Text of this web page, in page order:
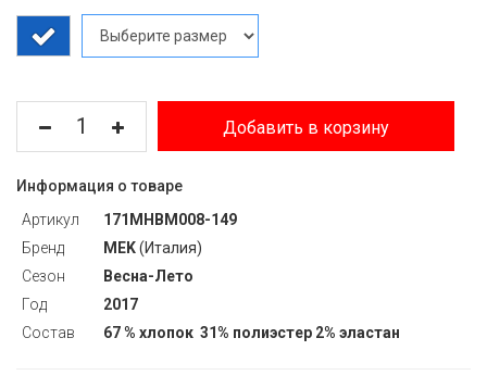
Добавить в корзину
Информация о товаре
Артикул
171MHBM008-149
Бренд
MEK(Италия)
Сезон
Весна-Лето
Год
2017
Состав
67 % хлопок 31% полиэстер 2% эластан